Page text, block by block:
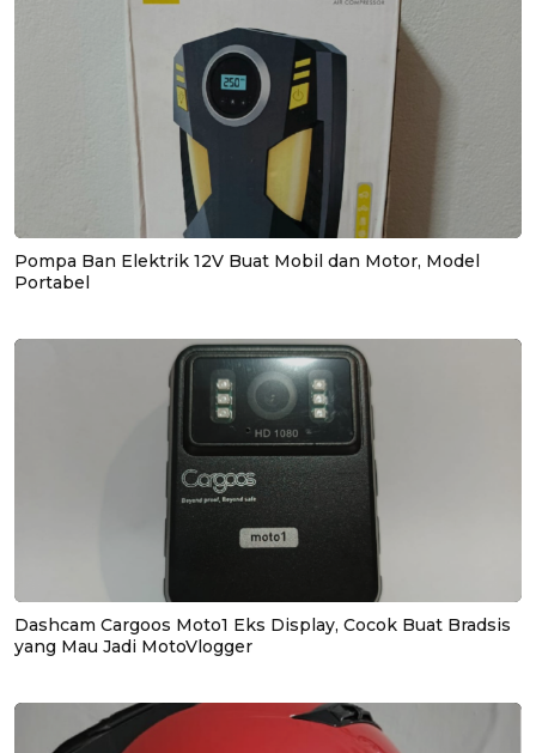
Pompa Ban Elektrik 12V Buat Mobil dan Motor, Model
Portabel
Dashcam Cargoos Moto1 Eks Display, Cocok Buat Bradsis
yang Mau Jadi MotoVlogger